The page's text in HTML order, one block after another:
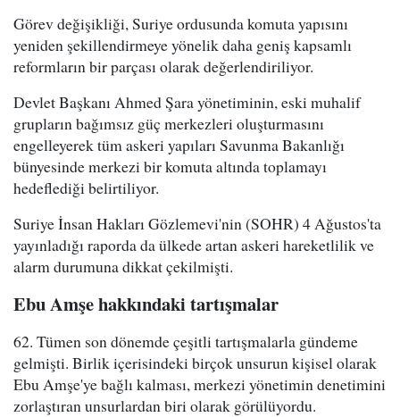
Görev değişikliği, Suriye ordusunda komuta yapısını
yeniden şekillendirmeye yönelik daha geniş kapsamlı
reformların bir parçası olarak değerlendiriliyor.
Devlet Başkanı Ahmed Şara yönetiminin, eski muhalif
grupların bağımsız güç merkezleri oluşturmasını
engelleyerek tüm askeri yapıları Savunma Bakanlığı
bünyesinde merkezi bir komuta altında toplamayı
hedeflediği belirtiliyor.
Suriye İnsan Hakları Gözlemevi'nin (SOHR) 4 Ağustos'ta
yayınladığı raporda da ülkede artan askeri hareketlilik ve
alarm durumuna dikkat çekilmişti.
Ebu Amşe hakkındaki tartışmalar
62. Tümen son dönemde çeşitli tartışmalarla gündeme
gelmişti. Birlik içerisindeki birçok unsurun kişisel olarak
Ebu Amşe'ye bağlı kalması, merkezi yönetimin denetimini
zorlaştıran unsurlardan biri olarak görülüyordu.